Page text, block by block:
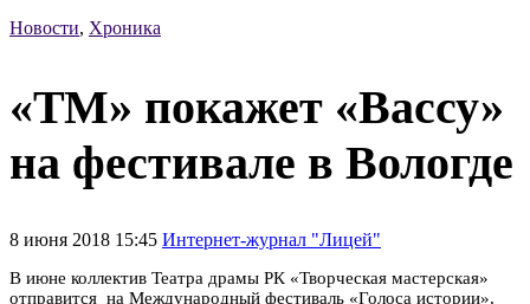
Новости, Хроника
«ТМ» покажет «Вассу»
на фестивале в Вологде
8 июня 2018 15:45 Интернет-журнал "Лицей"
В июне коллектив Театра драмы РК «Творческая мастерская»
отправится на Международный фестиваль «Голоса истории»,